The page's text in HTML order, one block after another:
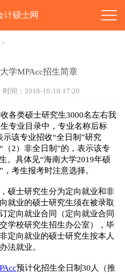
计硕士网
学MPAcc招生简章
时间：2018-10-10 17:20
类硕士研究生3000名左右我
专业目录中，专业名称后标
该专业招收“全日制”研究
2）非全日制”的，表示该专
。具体见“海南大学2019年硕
考生报考时注意选择。
士研究生分为定向就业和非
就业的硕士研究生须在被录取
定向就业合同（定向就业合同
学校研究生招生办公室），毕
定向就业的硕士研究生按本人
法就业。
预计化招生全日制30人（推